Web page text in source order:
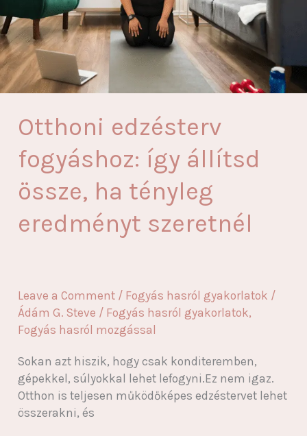
Otthoni edzésterv
fogyáshoz: így állítsd
össze, ha tényleg
eredményt szeretnél
Leave a Comment / Fogyás hasról gyakorlatok /
Ádám G. Steve / Fogyás hasról gyakorlatok,
Fogyás hasról mozgással
Sokan azt hiszik, hogy csak konditeremben,
gépekkel, súlyokkal lehet lefogyni.Ez nem igaz.
Otthon is teljesen működőképes edzéstervet lehet
összerakni, és